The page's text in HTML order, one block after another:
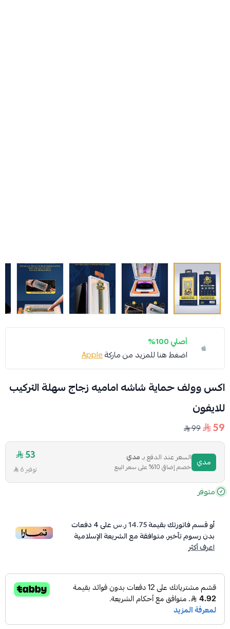
أصلي 100%
اضغط هنا للمزيد من ماركةApple
اكس وولف حماية شاشه اماميه زجاج سهلة التركيب
للايفون
59
99
مدي السعر عند الدفع بـمدي
خصم إضافي 10% على سعر البيع
53
توفير 6
متوفر
أو قسم فاتورتك بقيمة14.75 ر.س على4دفعات
بدون رسوم تأخير، متوافقة مع الشريعة الإسلامية
اعرف أكثر